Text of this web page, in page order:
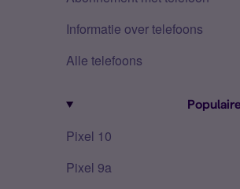
Informatie over telefoons
Alle telefoons
Pixel 10
Pixel 9a